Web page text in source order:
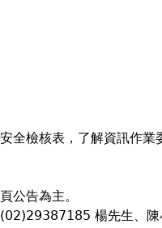
檢核表，了解資訊作業
公告為主。
(02)29387185 楊先生、陳